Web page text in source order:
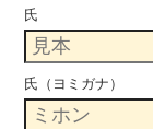
氏
氏（ヨミガナ）